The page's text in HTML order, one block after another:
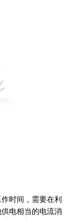
时间，需要在利
电相当的电流消